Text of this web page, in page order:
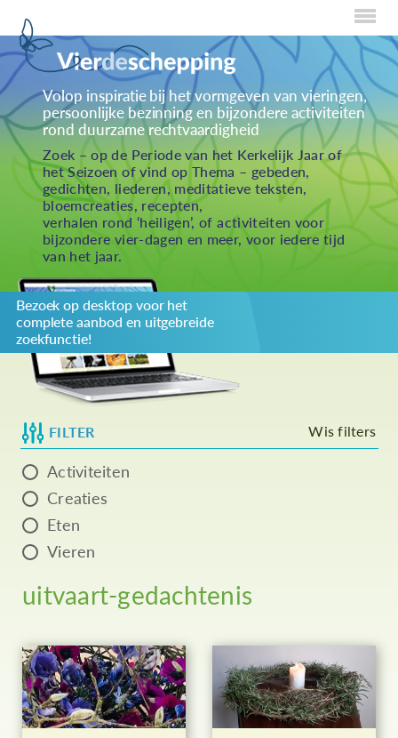
Home
Over Creaties
Over Vieren
Over Eten
Over Activiteiten
Inzenden
Over ons
Privacybeleid
Redactiestatuut
log in
Volop inspiratie bij het vormgeven van vieringen,
persoonlijke bezinning en bijzondere activiteiten
rond duurzame rechtvaardigheid
Zoek – op de Periode van het Kerkelijk Jaar of
het Seizoen of vind op Thema – gebeden,
gedichten, liederen, meditatieve teksten,
bloemcreaties, recepten,
verhalen rond ‘heiligen’, of activiteiten voor
bijzondere vier-dagen en meer, voor iedere tijd
van het jaar.
Bezoek op desktop voor het
complete aanbod en uitgebreide
zoekfunctie!
KIES JE THEMA
FILTER Wis filters
Activiteiten
Creaties
Eten
Vieren
uitvaart-gedachtenis